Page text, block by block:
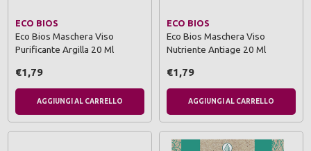
ECO BIOS
Eco Bios Maschera Viso
Purificante Argilla 20 Ml
€1,79
AGGIUNGI AL CARRELLO
ECO BIOS
Eco Bios Maschera Viso
Nutriente Antiage 20 Ml
€1,79
AGGIUNGI AL CARRELLO